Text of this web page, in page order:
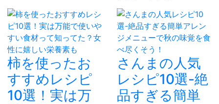
柿を使ったお
すすめレシピ
10選！実は万
さんまの人気
レシピ10選-絶
品すぎる簡単